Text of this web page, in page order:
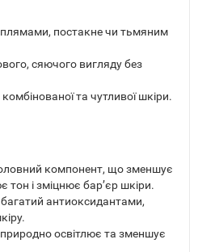
плямами, постакне чи тьмяним
сяючого вигляду без
та чутливої шкіри.
компонент, що зменшує
тон і зміцнює бар’єр шкіри.
багатий антиоксидантами,
природно освітлює та зменшує